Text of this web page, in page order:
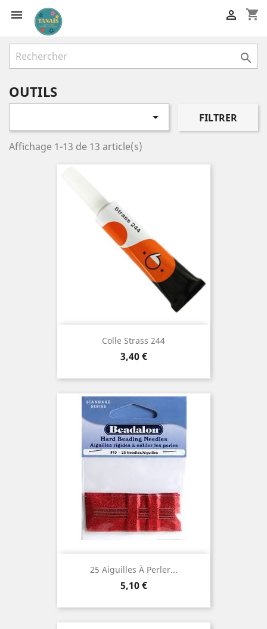
 shopping_cart


OUTILS
 FILTRER
Affichage 1-13 de 13 article(s)
Colle Strass 244
Prix
3,40 €
25 Aiguilles À Perler...
Prix
5,10 €